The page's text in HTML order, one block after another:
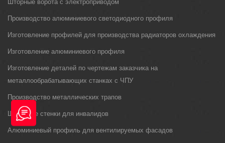
Производство алюминиевого светодиодного профиля
Изготовление профилей для производства радиаторов охлаждения
Изготовление алюминиевого профиля
Изготовление деталей по чертежам заказчика на
металлообрабатывающих станках с ЧПУ
Производство металлических трапов
Шведские стенки для инвалидов
Алюминиевый профиль для вентилируемых фасадов